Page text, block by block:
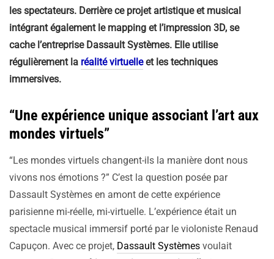
les spectateurs. Derrière ce projet artistique et musical
intégrant également le mapping et l’impression 3D, se
cache l’entreprise Dassault Systèmes. Elle utilise
régulièrement la réalité virtuelleet les techniques
immersives.
“Une expérience unique associant l’art aux
mondes virtuels”
“Les mondes virtuels changent-ils la manière dont nous
vivons nos émotions ?” C’est la question posée par
Dassault Systèmes en amont de cette expérience
parisienne mi-réelle, mi-virtuelle. L’expérience était un
spectacle musical immersif porté par le violoniste Renaud
Capuçon. Avec ce projet, Dassault Systèmes voulait